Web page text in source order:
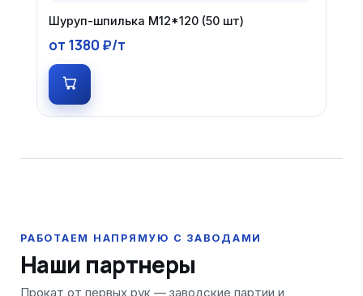
Шуруп-шпилька М12*120 (50 шт)
от 1380 ₽/т
Наши партнеры